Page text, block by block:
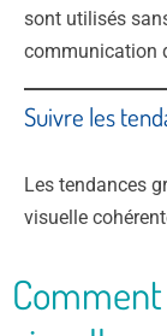
sont utilisés
communication
Suivre les
Les tendances
visuelle